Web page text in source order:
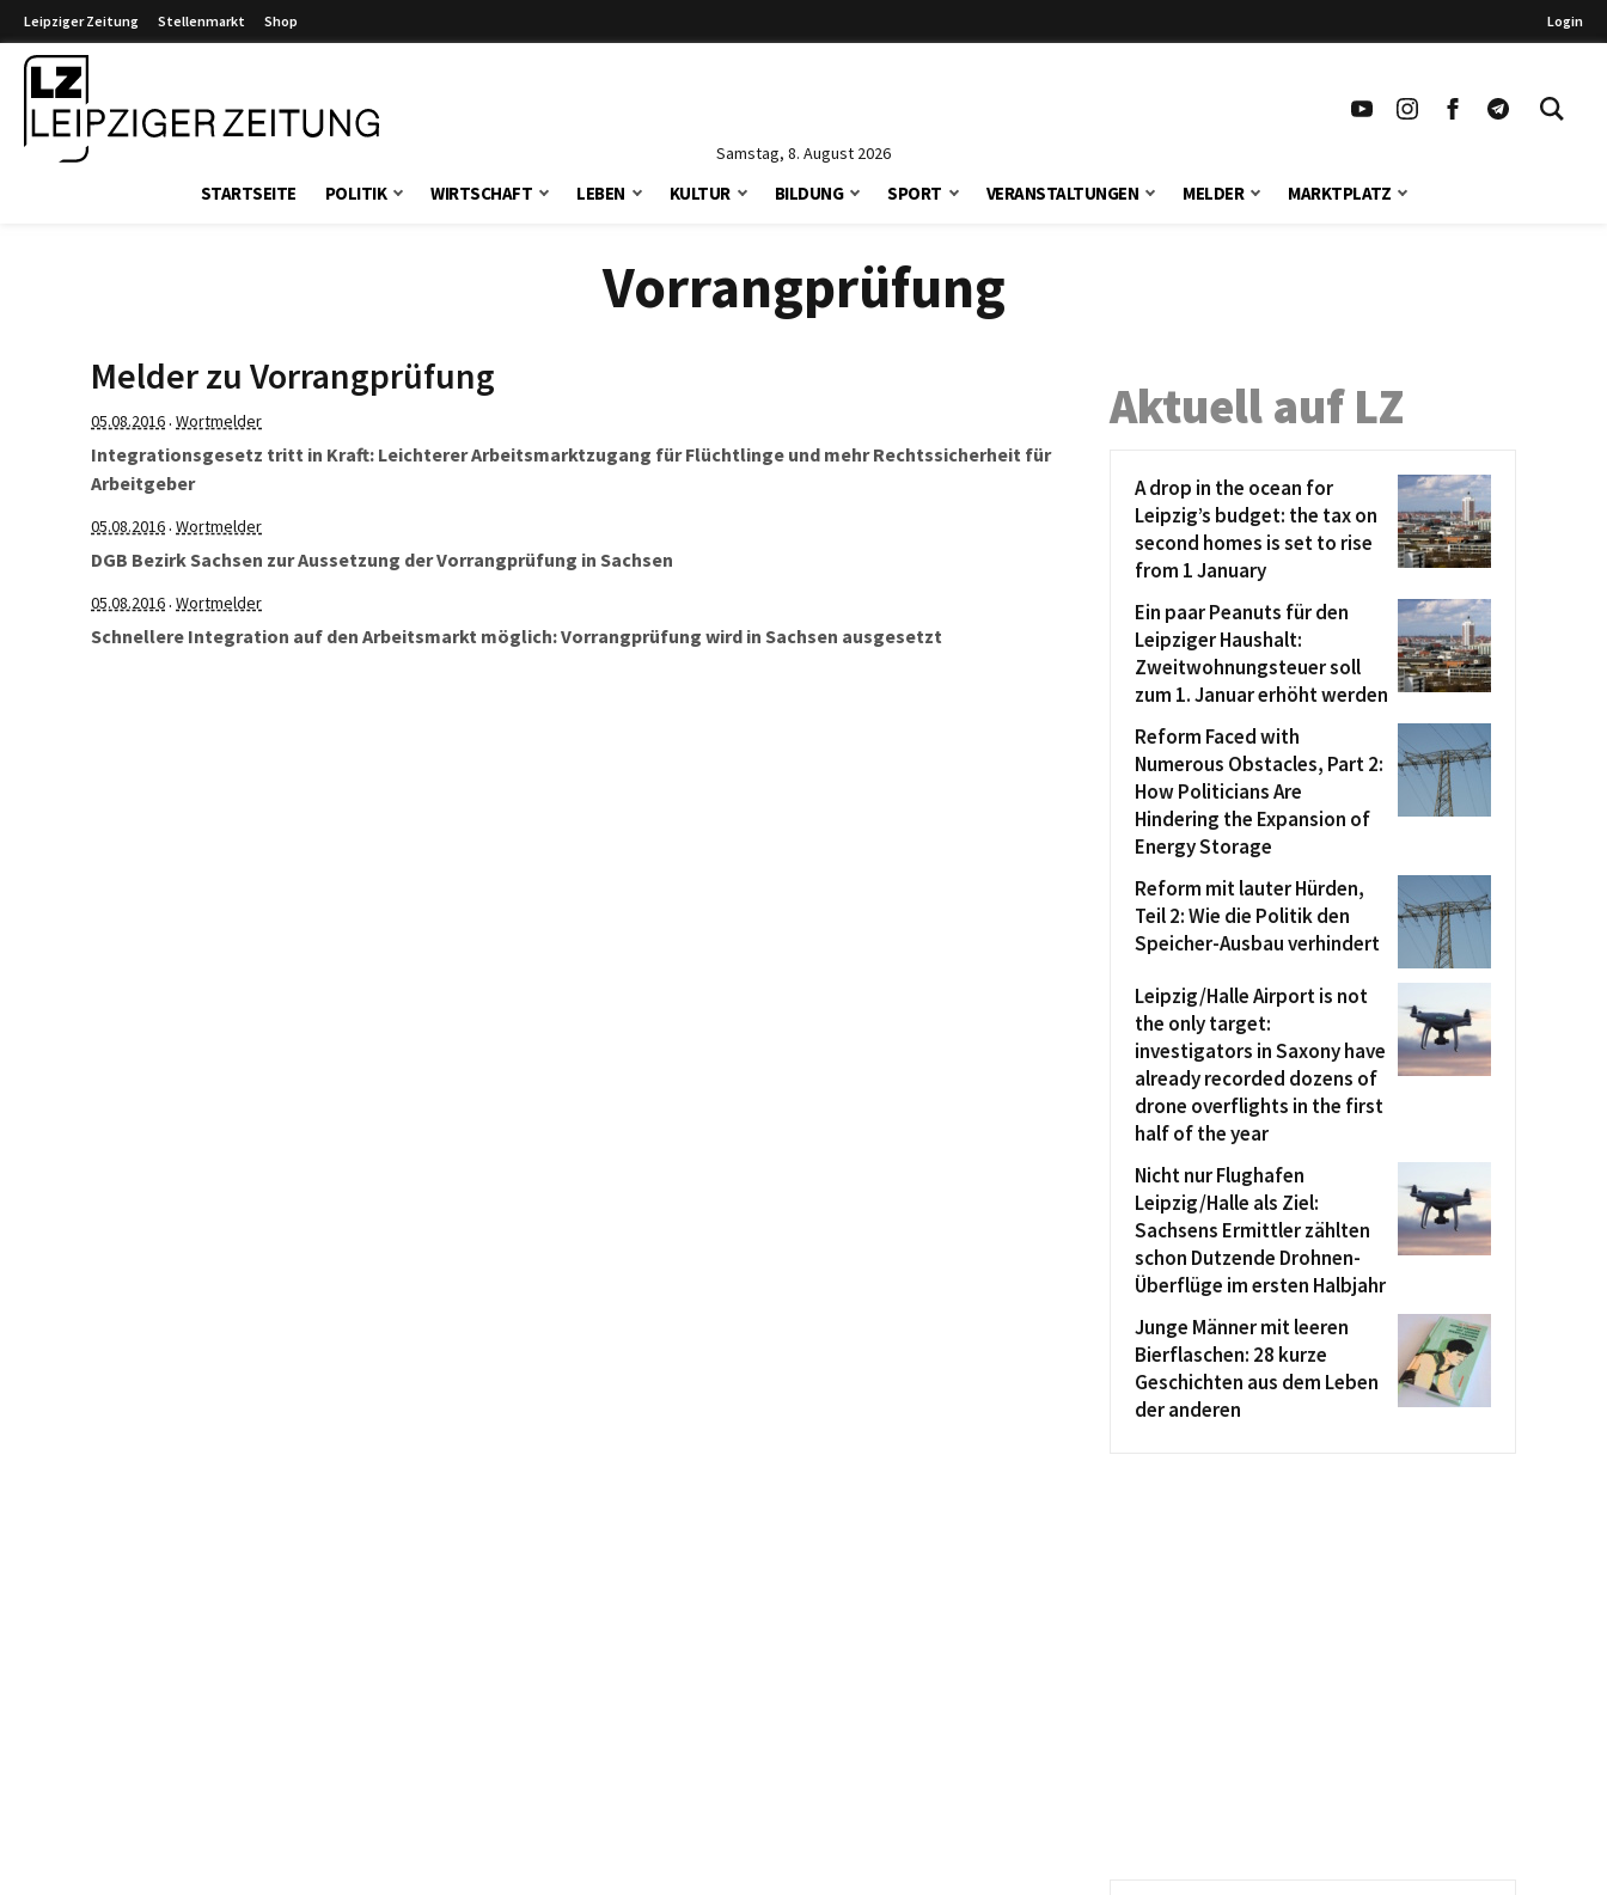
Leipziger Zeitung Stellenmarkt Shop Login
Samstag, 8. August 2026
STARTSEITE POLITIK WIRTSCHAFT LEBEN KULTUR BILDUNG SPORT VERANSTALTUNGEN MELDER MARKTPLATZ
Vorrangprüfung
Melder zu Vorrangprüfung
05.08.2016· Wortmelder
Integrationsgesetz tritt in Kraft: Leichterer Arbeitsmarktzugang für Flüchtlinge und mehr Rechtssicherheit für
Arbeitgeber
05.08.2016· Wortmelder
DGB Bezirk Sachsen zur Aussetzung der Vorrangprüfung in Sachsen
05.08.2016· Wortmelder
Schnellere Integration auf den Arbeitsmarkt möglich: Vorrangprüfung wird in Sachsen ausgesetzt
Aktuell auf LZ
A drop in the ocean for
Leipzig’s budget: the tax on
second homes is set to rise
from 1 January
Ein paar Peanuts für den
Leipziger Haushalt:
Zweitwohnungsteuer soll
zum 1. Januar erhöht werden
Reform Faced with
Numerous Obstacles, Part 2:
How Politicians Are
Hindering the Expansion of
Energy Storage
Reform mit lauter Hürden,
Teil 2: Wie die Politik den
Speicher-Ausbau verhindert
Leipzig/Halle Airport is not
the only target:
investigators in Saxony have
already recorded dozens of
drone overflights in the first
half of the year
Nicht nur Flughafen
Leipzig/Halle als Ziel:
Sachsens Ermittler zählten
schon Dutzende Drohnen-
Überflüge im ersten Halbjahr
Junge Männer mit leeren
Bierflaschen: 28 kurze
Geschichten aus dem Leben
der anderen